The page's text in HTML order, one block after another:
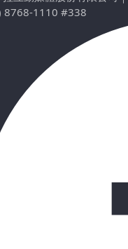
8768-1110 #338